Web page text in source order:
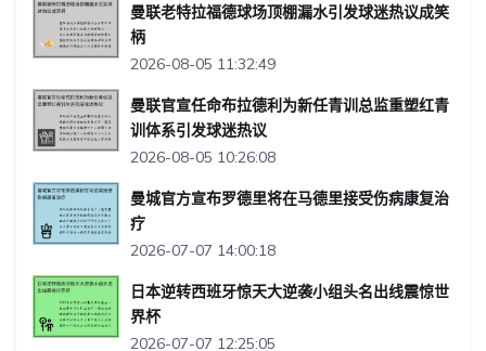
曼联老特拉福德球场顶棚漏水引发球迷热议成笑
柄
2026-08-05 11:32:49
曼联官宣任命布拉德利为新任青训总监重塑红青
训体系引发球迷热议
2026-08-05 10:26:08
曼城官方宣布罗德里将在马德里接受伤病康复治
疗
2026-07-07 14:00:18
日本逆转西班牙惊天大逆袭小组头名出线震惊世
界杯
2026-07-07 12:25:05